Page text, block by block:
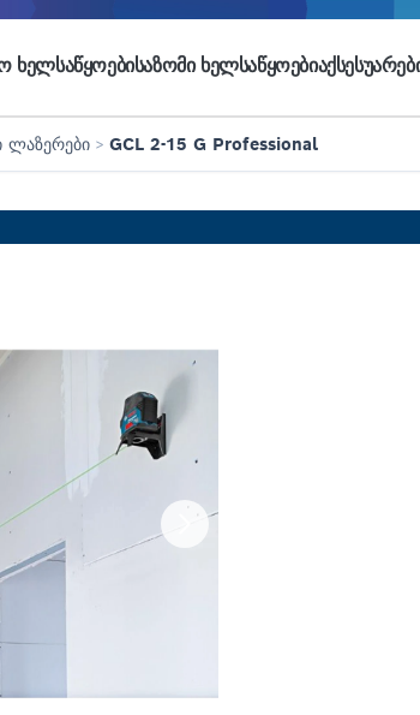
ᲮᲔᲚᲡᲐᲬᲧᲝᲔᲑᲘᲡᲐᲖᲝᲛᲘ ᲮᲔᲚᲡᲐᲬᲧᲝᲔᲑᲘ
ლაზერები > GCL 2-15 G Professional